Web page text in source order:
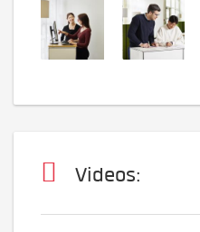
Videos: